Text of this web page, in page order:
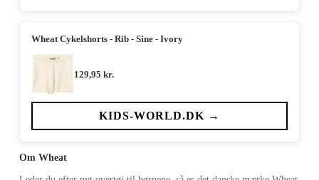
Wheat Cykelshorts - Rib - Sine - Ivory
129,95 kr.
KIDS-WORLD.DK →
Om Wheat